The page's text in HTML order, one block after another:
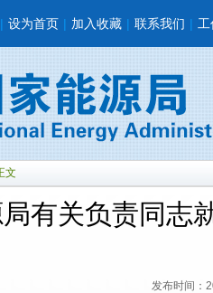
| 设为首页 | 加入收藏 | 联系我们 |
文
有关负责同志
发布时间：